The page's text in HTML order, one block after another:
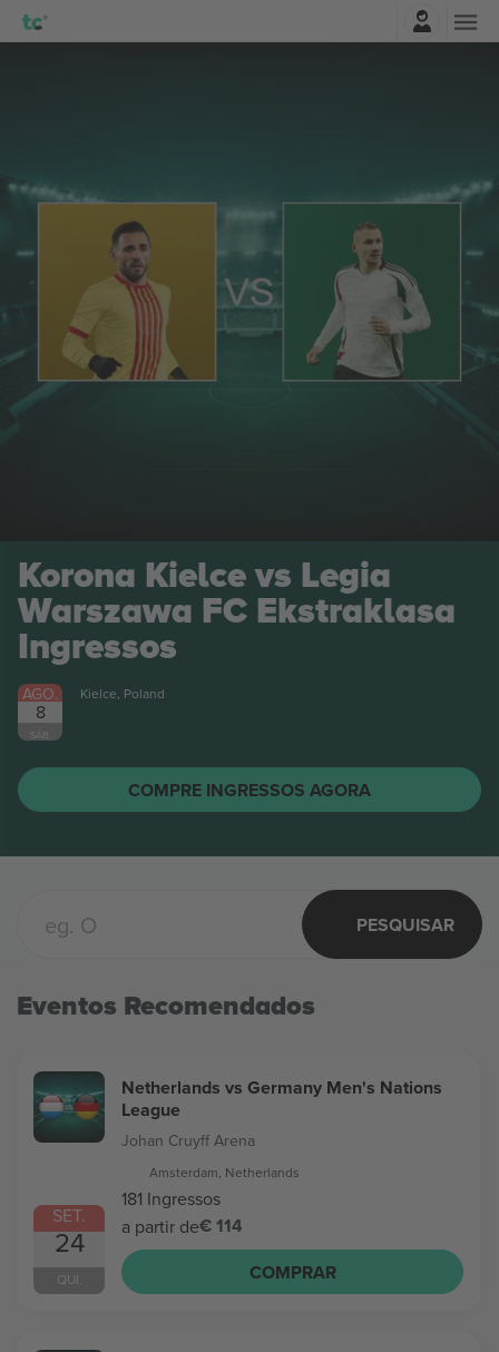
Korona Kielce vs Legia
Warszawa FC Ekstraklasa
Ingressos
AGO.
8
SÁB.
Kielce, Poland
COMPRE INGRESSOS AGORA
PESQUISAR
Eventos Recomendados
SET.
24
QUI.
Netherlands vs Germany Men's Nations
League
Johan Cruyff Arena
Amsterdam, Netherlands
181 Ingressos
a partir de€ 114
COMPRAR